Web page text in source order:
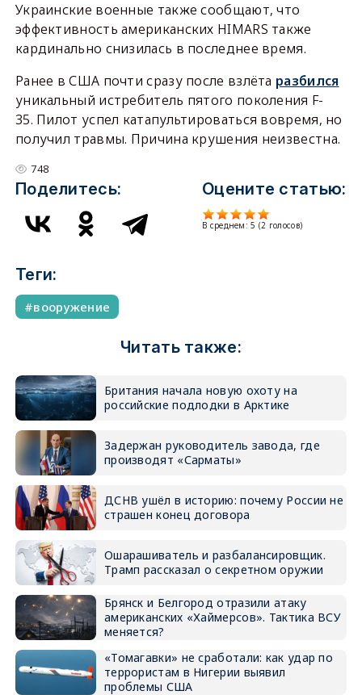
Украинские военные также сообщают, что
эффективность американских HIMARS также
кардинально снизилась в последнее время.
Ранее в США почти сразу после взлёта разбился
уникальный истребитель пятого поколения F-
35. Пилот успел катапультироваться вовремя, но
получил травмы. Причина крушения неизвестна.
748
Поделитесь: Оцените статью:
В среднем:5 (2 голосов)
Теги:
вооружение
Читать также:
Британия начала новую охоту на
российские подлодки в Арктике
Задержан руководитель завода, где
производят «Сарматы»
ДСНВ ушёл в историю: почему России не
страшен конец договора
Ошарашиватель и разбалансировщик.
Трамп рассказал о секретном оружии
Брянск и Белгород отразили атаку
американских «Хаймерсов». Тактика ВСУ
меняется?
«Томагавки» не сработали: как удар по
террористам в Нигерии выявил
проблемы США